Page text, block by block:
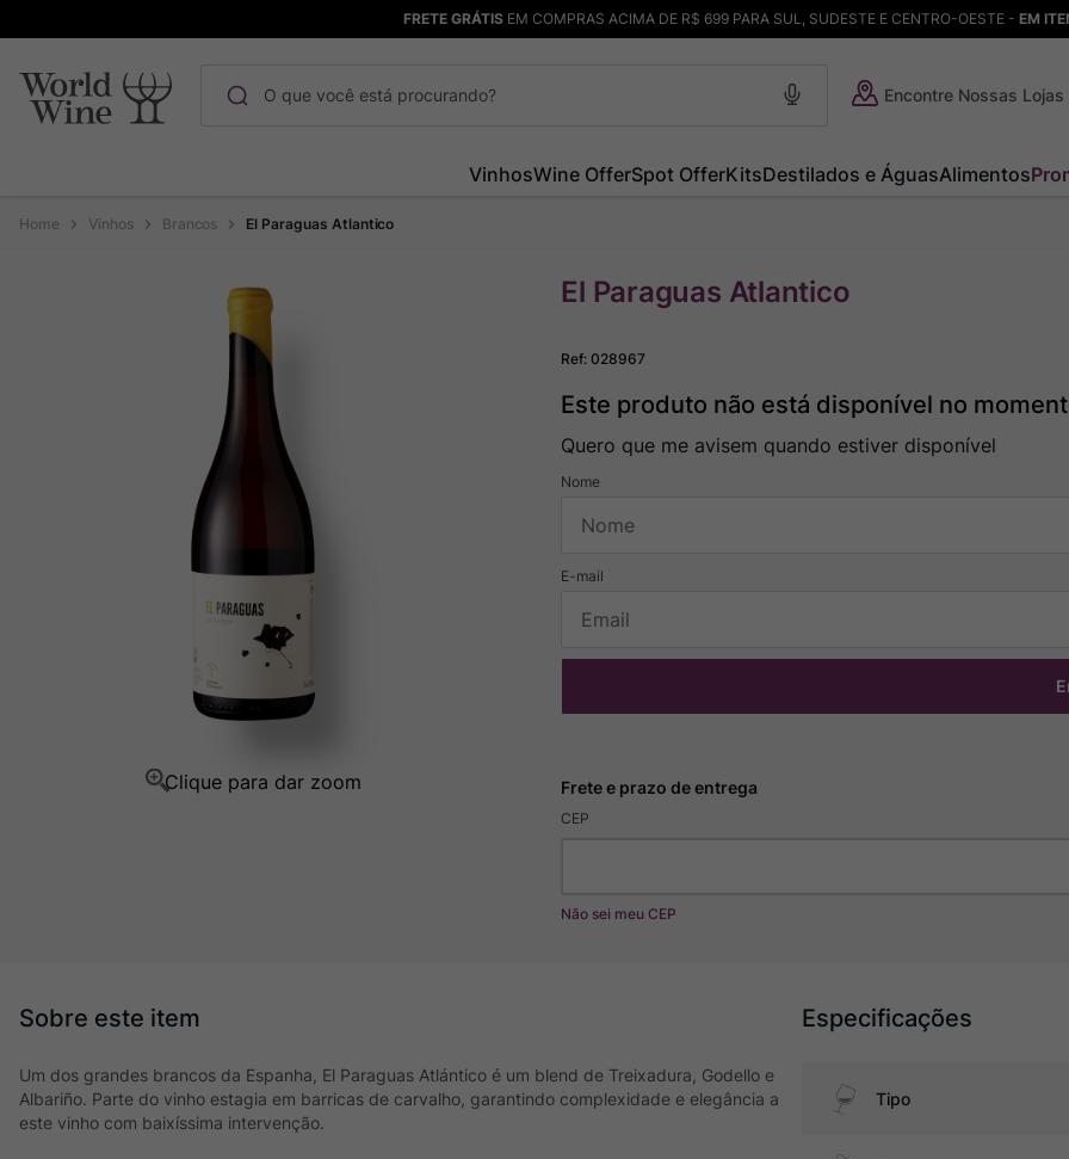
FRETE GRÁTISEM COMPRAS ACIMA DE R$ 699 PARA SUL, SUDESTE E CENTRO-OESTE - EM
Encontre Nossas Lojas
VinhosWine OfferSpot OfferKitsDestilados e ÁguasAlimentos
Vinhos Brancos El Paraguas Atlantico
El Paraguas Atlantico
Ref:028967
Este produto não está disponível no
Quero que me avisem quando estiver disponível
CEP
Não sei meu CEP
Um dos grandes brancos da Espanha, El Paraguas Atlántico é um blend de Treixadura, Godello e
Albariño. Parte do vinho estagia em barricas de carvalho, garantindo complexidade e elegância a
este vinho com baixíssima intervenção.
Especificações
Tipo
1º Maçanita
Ver Sacrum